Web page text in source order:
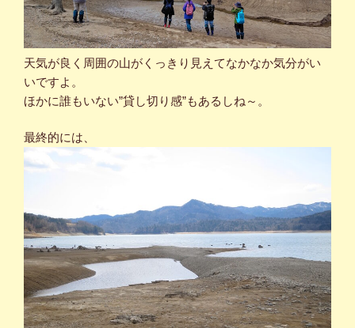
天気が良く周囲の山がくっきり見えてなかなか気分がい
いですよ。
ほかに誰もいない”貸し切り感”もあるしね～。
最終的には、